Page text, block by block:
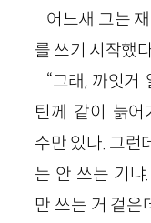
어느새 그는
를 쓰기 시작했
“그래, 까잇거
틴께 같이 늙어
수만 있나. 그런
는 안 쓰는 기냐
만 쓰는 거 겉은